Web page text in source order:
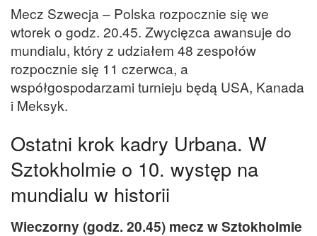
Mecz Szwecja – Polska rozpocznie się we
wtorek o godz. 20.45. Zwycięzca awansuje do
mundialu, który z udziałem 48 zespołów
rozpocznie się 11 czerwca, a
współgospodarzami turnieju będą USA, Kanada
i Meksyk.
Ostatni krok kadry Urbana. W
Sztokholmie o 10. występ na
mundialu w historii
Wieczorny (godz. 20.45) mecz w Sztokholmie